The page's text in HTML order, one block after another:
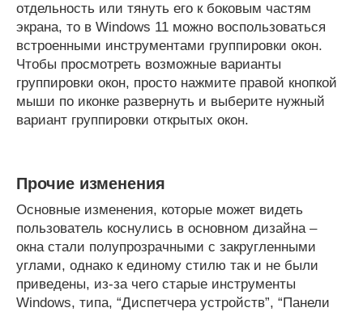
отдельность или тянуть его к боковым частям
экрана, то в Windows 11 можно воспользоваться
встроенными инструментами группировки окон.
Чтобы просмотреть возможные варианты
группировки окон, просто нажмите правой кнопкой
мыши по иконке развернуть и выберите нужный
вариант группировки открытых окон.
Прочие изменения
Основные изменения, которые может видеть
пользователь коснулись в основном дизайна –
окна стали полупрозрачными с закругленными
углами, однако к единому стилю так и не были
приведены, из-за чего старые инструменты
Windows, типа, “Диспетчера устройств”, “Панели